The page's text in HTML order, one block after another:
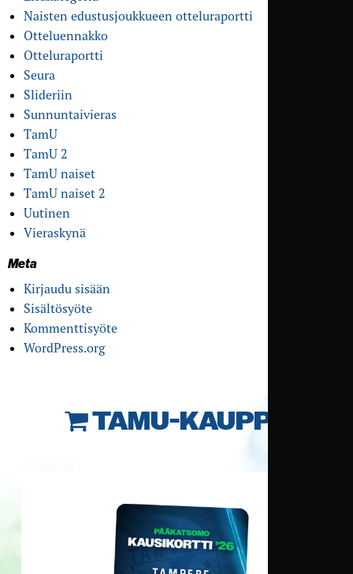
Naisten edustusjoukkueen otteluraportti
Otteluennakko
Otteluraportti
Seura
Slideriin
Sunnuntaivieras
TamU
TamU 2
TamU naiset
TamU naiset 2
Uutinen
Vieraskynä
Meta
Kirjaudu sisään
Sisältösyöte
Kommenttisyöte
WordPress.org
TAMU-KAUPPA